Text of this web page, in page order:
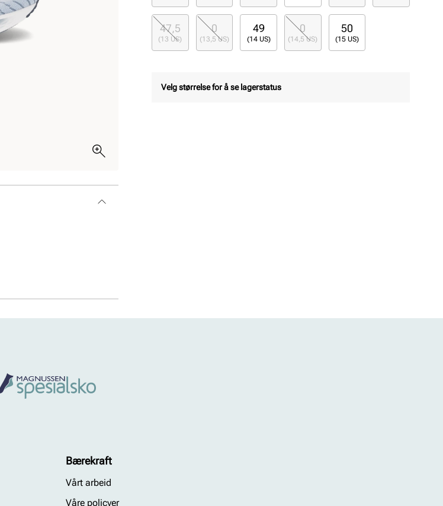
47,5
(13 US)
0
(13,5 US)
49
(14 US)
0
(14,5 US)
50
(15 US)
Velg størrelse for å se lagerstatus
Bærekraft
Vårt arbeid
Våre policyer